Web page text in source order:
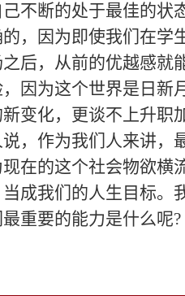
不断的处于最佳的状
，因为即使我们在
后，从前的优越感就
因为这个世界是日新
变化，更谈不上升职
作为我们人来讲，
在的这个社会物欲横
成我们的人生目标。
重要的能力是什么呢?